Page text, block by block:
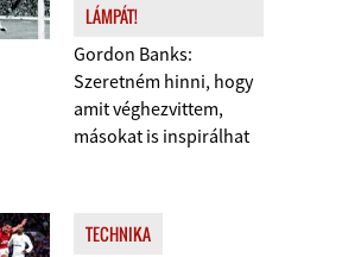
LÁMPÁT!
Gordon Banks:
Szeretném hinni, hogy
amit véghezvittem,
másokat is inspirálhat
TECHNIKA